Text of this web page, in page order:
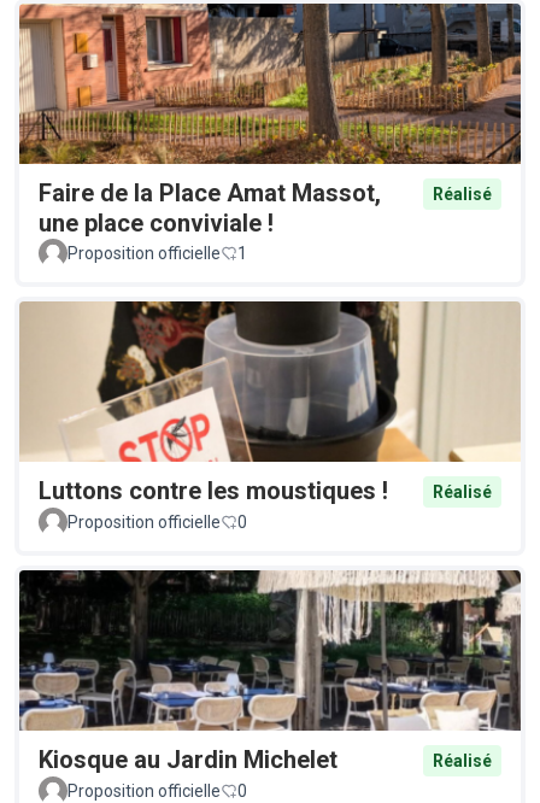
Faire de la Place Amat Massot,
une place conviviale !
Réalisé
Proposition officielle 1
Luttons contre les moustiques !
Réalisé
Proposition officielle
0
Kiosque au Jardin Michelet
Réalisé
Proposition officielle
0